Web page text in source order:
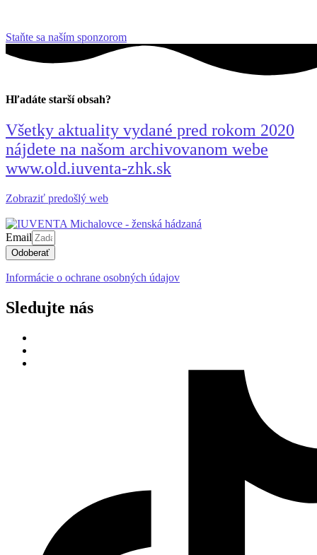
Staňte sa naším sponzorom
Hľadáte starší obsah?
Všetky aktuality vydané pred rokom 2020
nájdete na našom archivovanom webe
www.old.iuventa-zhk.sk
Zobraziť predošlý web
Email
Odoberať
Informácie o ochrane osobných údajov
Sledujte nás